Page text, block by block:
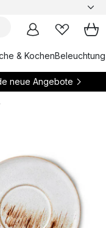
& KochenBeleuchtung
neue Angebote